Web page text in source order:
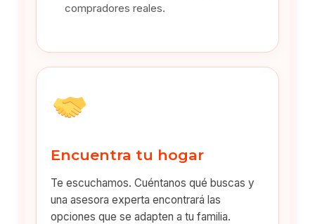
compradores reales.
Encuentra tu hogar
Te escuchamos. Cuéntanos qué buscas y
una asesora experta encontrará las
opciones que se adapten a tu familia.